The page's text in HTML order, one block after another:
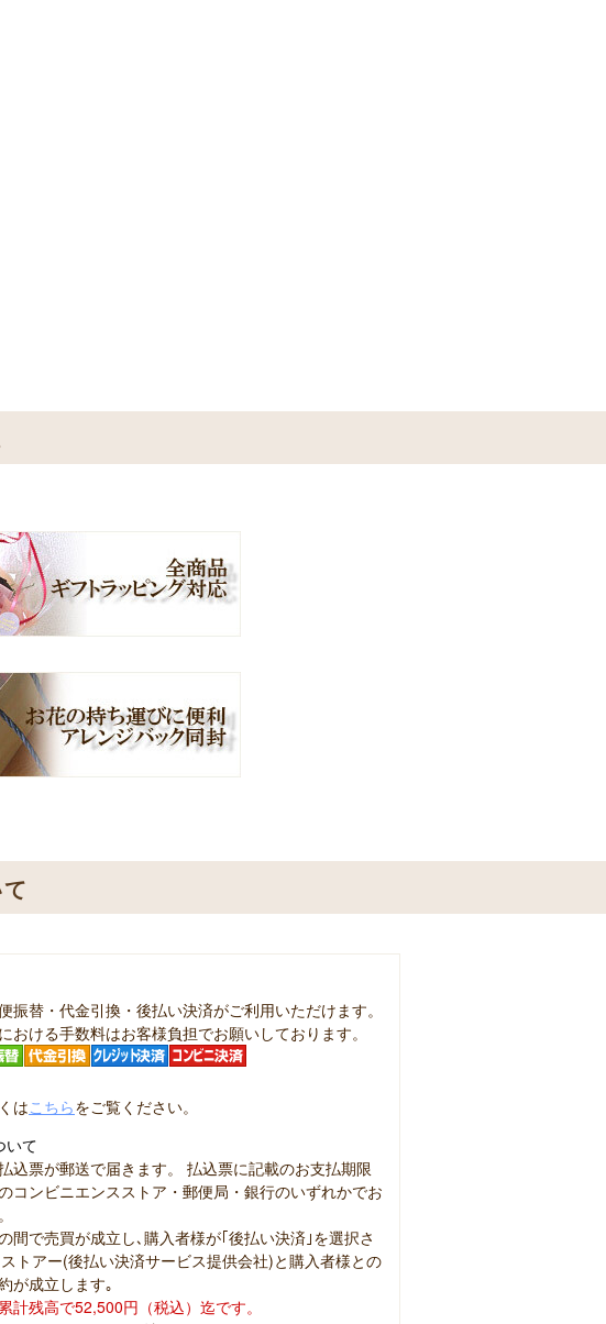
振替・代金引換・後払い決済がご利用いただけます。
おける手数料はお客様負担でお願いしております。
はこちらをご覧ください。
いて
込票が郵送で届きます。 払込票に記載のお支払期限
コンビニエンスストア・郵便局・銀行のいずれかでお
間で売買が成立し､購入者様が｢後払い決済｣を選択さ
トアー(後払い決済サービス提供会社)と購入者様との
が成立します｡
計残高で52,500円（税込）迄です。